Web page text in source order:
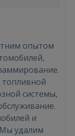
опытом
системы,
и
удалим